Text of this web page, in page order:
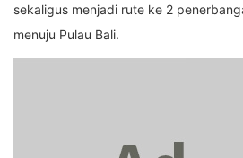
sekaligus menjadi rute ke 2
menuju Pulau Bali.